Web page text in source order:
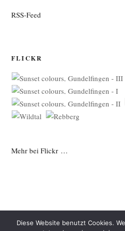
RSS-Feed
FLICKR
Mehr bei Flickr …
Diese Website benutzt Cookies.